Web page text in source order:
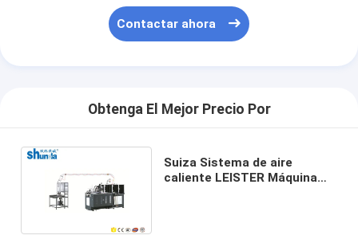
Contactar ahora
Obtenga El Mejor Precio Por
Suiza Sistema de aire
caliente LEISTER Máquina